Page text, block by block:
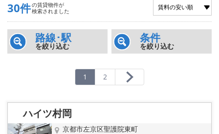
書類DL & 入居者さまへ
家族で住むならマンション？賃家？
ペット相談OKの賃貸！
特選物件
ハウスメーカー施工特集！
30件の賃貸物件が
検索されました
路線･駅
を絞り込む
条件
を絞り込む
1 2
ハイツ村岡
京都市左京区聖護院東町